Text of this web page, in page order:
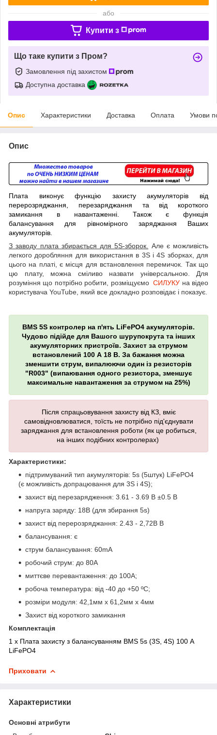
або
Купити з
Що таке купити з Пром?
Замовлення під захистом
Доступна доставка
Опис Характеристики Доставка Оплата Умови
Опис
Плата виконує функцію захисту акумуляторів від
перерозряджання, перезаряджання та від короткого
замикання в навантаженні. Також є функція
балансування для рівномірного заряджання Ваших
акумуляторів.
З заводу плата збирається для 5S-зборок.
Але є можливість
легкого доробляння для використання в 3S і 4S зборках, для
цього на платі, є місця для встановлення перемичок. Так що
цю плату, можна сміливо назвати універсальною. Для
розуміння що потрібно робити, розміщуємоСИЛУКУ на відео
користувача YouTube, який все докладно розповідає і показує.
BMS 5S контролер на п'ять LiFePO4 акумуляторів.
Чудово підійде для Вашого шурупокрута та інших
акумуляторних пристроїв. Захист за струмом
встановлений 100 А 18 В. За бажання можна
зменшити струм, випалюючи один із резисторів
"R003" (випаювання одного резистора, зменшує
максимальне навантаження за струмом на 25%)
Після спрацьовування захисту від КЗ, вміє
самовідновлюватися, тоїсть не потрібно під'єднувати
заряджання для встановлення роботи (як це робиться,
на інших подібних контролерах)
Характеристики:
підтримуваний тип акумуляторів: 5s (5штук) LiFePO4
(є можливість допрацювання для 3S і 4S);
захист від перезарядження: 3.61 - 3.69 В ±0.5 В
напруга заряду: 18В (для збирання 5s)
захист від перерозряджання: 2.43 - 2,72В В
балансування: є
струм балансування: 60mA
робочий струм: до 80А
миттєве перевантаження: до 100А;
робоча температура: від -40 до +50 ºС;
розміри модуля: 42,1мм х 61,2мм х 4мм
Захист від короткого замикання
Комплектація
1 х Плата захисту з балансуванням BMS 5s (3S, 4S) 100 А
LiFePO4
Приховати
Характеристики
Основні атрибути